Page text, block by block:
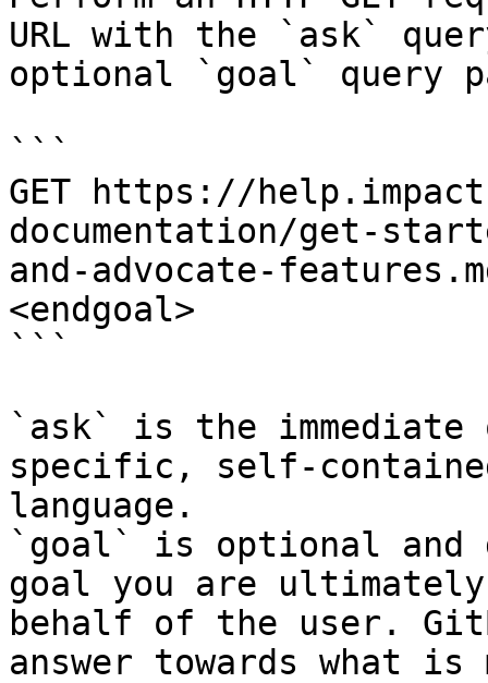
URL with the `ask`
optional `goal` query
```
GET https://
documentation/get-
and-advocate-
<endgoal>
```
`ask` is the
specific, self-
language.
`goal` is optional and
goal you are
behalf of the user.
answer towards what